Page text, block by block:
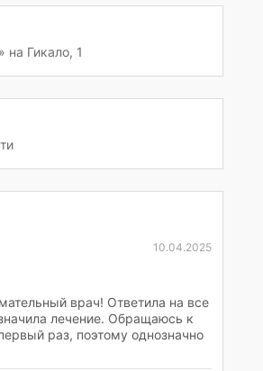
Гикало, 1
10.04.2025
врач! Ответила на все
лечение. Обращаюсь к
раз, поэтому однозначно